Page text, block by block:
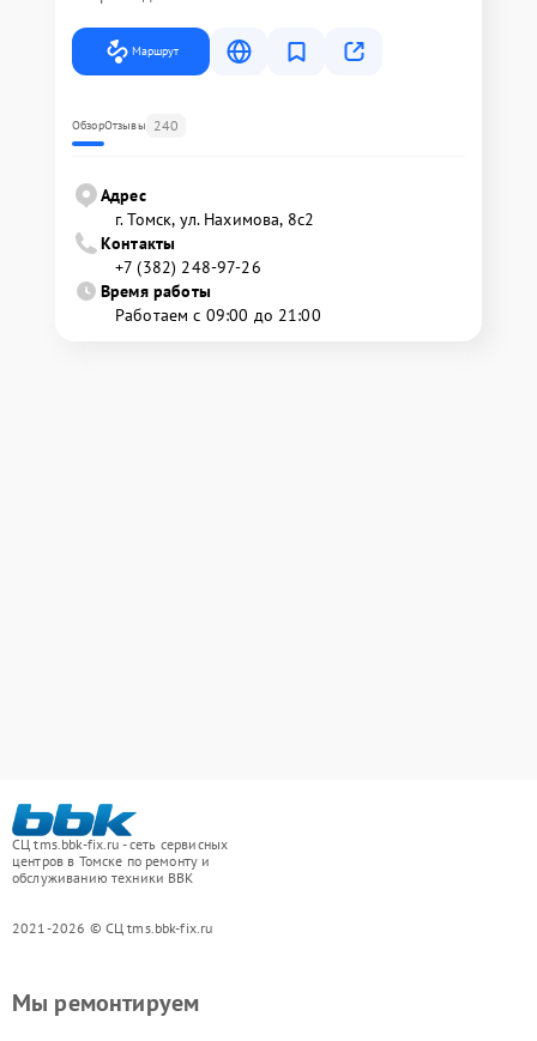
Маршрут
ОбзорОтзывы 240
Адрес
г. Томск, ул. Нахимова, 8с2
Контакты
+7 (382) 248-97-26
Время работы
Работаем с 09:00 до 21:00
СЦ tms.bbk-fix.ru - сеть сервисных
центров в Томске по ремонту и
обслуживанию техники BBK
2021-2026 © СЦ tms.bbk-fix.ru
Мы ремонтируем